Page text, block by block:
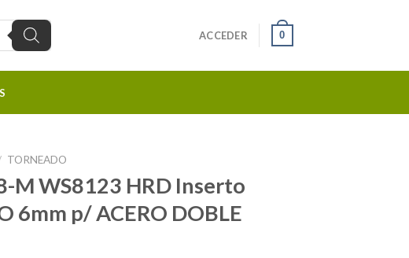
ACCEDER 0
TORNEADO
M WS8123 HRD Inserto
6mm p/ ACERO DOBLE